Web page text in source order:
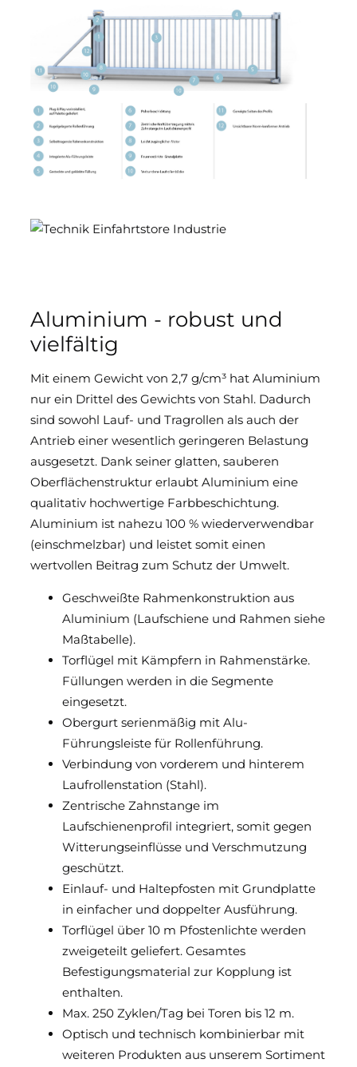
Aluminium - robust und
vielfältig
Mit einem Gewicht von 2,7 g/cm³ hat Aluminium
nur ein Drittel des Gewichts von Stahl. Dadurch
sind sowohl Lauf- und Tragrollen als auch der
Antrieb einer wesentlich geringeren Belastung
ausgesetzt. Dank seiner glatten, sauberen
Oberflächenstruktur erlaubt Aluminium eine
qualitativ hochwertige Farbbeschichtung.
Aluminium ist nahezu 100 % wiederverwendbar
(einschmelzbar) und leistet somit einen
wertvollen Beitrag zum Schutz der Umwelt.
Geschweißte Rahmenkonstruktion aus
Aluminium (Laufschiene und Rahmen siehe
Maßtabelle).
Torflügel mit Kämpfern in Rahmenstärke.
Füllungen werden in die Segmente
eingesetzt.
Obergurt serienmäßig mit Alu-
Führungsleiste für Rollenführung.
Verbindung von vorderem und hinterem
Laufrollenstation (Stahl).
Zentrische Zahnstange im
Laufschienenprofil integriert, somit gegen
Witterungseinflüsse und Verschmutzung
geschützt.
Einlauf- und Haltepfosten mit Grundplatte
in einfacher und doppelter Ausführung.
Torflügel über 10 m Pfostenlichte werden
zweigeteilt geliefert. Gesamtes
Befestigungsmaterial zur Kopplung ist
enthalten.
Max. 250 Zyklen/Tag bei Toren bis 12 m.
Optisch und technisch kombinierbar mit
weiteren Produkten aus unserem Sortiment